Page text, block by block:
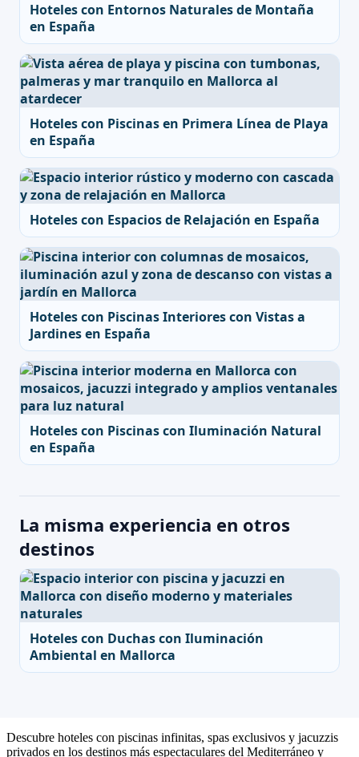
Hoteles con Entornos Naturales de Montaña
en España
Hoteles con Piscinas en Primera Línea de Playa
en España
Hoteles con Espacios de Relajación en España
Hoteles con Piscinas Interiores con Vistas a
Jardines en España
Hoteles con Piscinas con Iluminación Natural
en España
La misma experiencia en otros
destinos
Hoteles con Duchas con Iluminación
Ambiental en Mallorca
Descubre hoteles con piscinas infinitas, spas exclusivos y jacuzzis
privados en los destinos más espectaculares del Mediterráneo y